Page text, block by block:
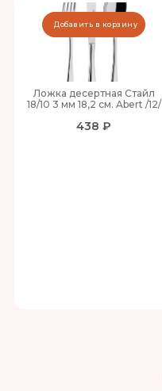
Ложка десертная Стайл
18/10 3 мм 18,2 см. Abert /12/
438 ₽
Добавить в корзину